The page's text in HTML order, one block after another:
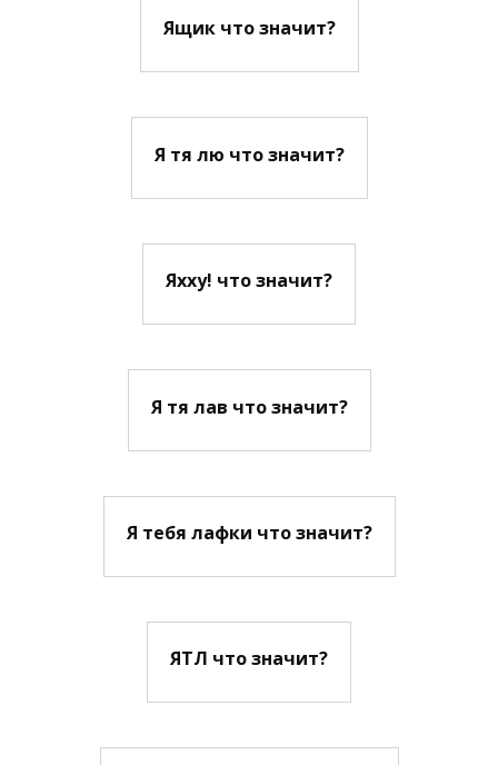
Ящик что значит?
Я тя лю что значит?
Яхху! что значит?
Я тя лав что значит?
Я тебя лафки что значит?
ЯТЛ что значит?